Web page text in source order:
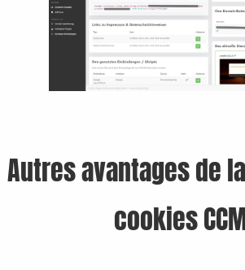
Autres avantages de
cookies